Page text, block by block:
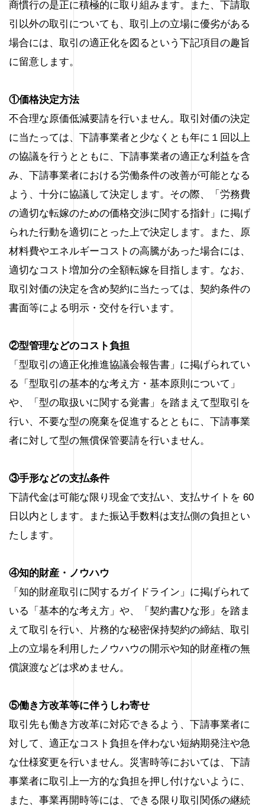
商慣行の是正に積極的に取り組みます。また、下請取
引以外の取引についても、取引上の立場に優劣がある
場合には、取引の適正化を図るという下記項目の趣旨
に留意します。
①価格決定方法
不合理な原価低減要請を行いません。取引対価の決定
に当たっては、下請事業者と少なくとも年に１回以上
の協議を行うとともに、下請事業者の適正な利益を含
み、下請事業者における労働条件の改善が可能となる
よう、十分に協議して決定します。その際、「労務費
の適切な転嫁のための価格交渉に関する指針」に掲げ
られた行動を適切にとった上で決定します。また、原
材料費やエネルギーコストの高騰があった場合には、
適切なコスト増加分の全額転嫁を目指します。なお、
取引対価の決定を含め契約に当たっては、契約条件の
書面等による明示・交付を行います。
②型管理などのコスト負担
「型取引の適正化推進協議会報告書」に掲げられてい
る「型取引の基本的な考え方・基本原則について」
や、「型の取扱いに関する覚書」を踏まえて型取引を
行い、不要な型の廃棄を促進するとともに、下請事業
者に対して型の無償保管要請を行いません。
③手形などの支払条件
下請代金は可能な限り現金で支払い、支払サイトを 60
日以内とします。また振込手数料は支払側の負担とい
たします。
④知的財産・ノウハウ
「知的財産取引に関するガイドライン」に掲げられて
いる「基本的な考え方」や、「契約書ひな形」を踏ま
えて取引を行い、片務的な秘密保持契約の締結、取引
上の立場を利用したノウハウの開示や知的財産権の無
償譲渡などは求めません。
⑤働き方改革等に伴うしわ寄せ
取引先も働き方改革に対応できるよう、下請事業者に
対して、適正なコスト負担を伴わない短納期発注や急
な仕様変更を行いません。災害時等においては、下請
事業者に取引上一方的な負担を押し付けないように、
また、事業再開時等には、できる限り取引関係の継続